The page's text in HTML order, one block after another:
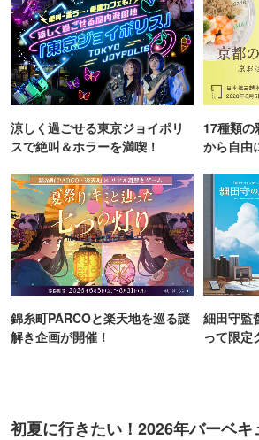
涼しく過ごせる東京ジョイポリ
スで絶叫＆ホラーを満喫！
17種類の
から自由
錦糸町PARCOと楽天地を巡る謎
解き企画が開催！
細田守監
って限定
初夏に行きたい！2026年バーベ